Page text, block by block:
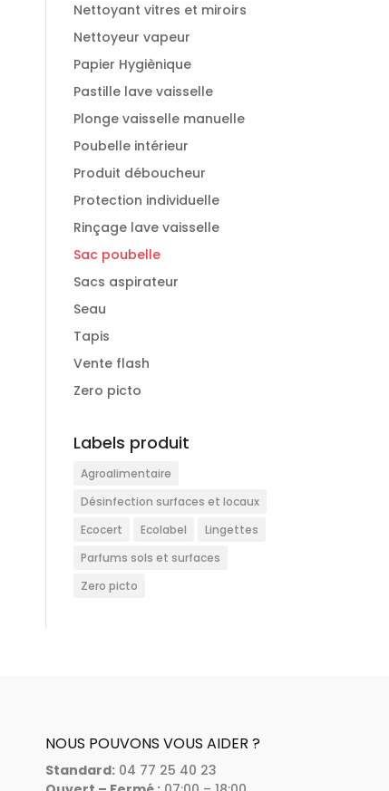
Nettoyant vitres et miroirs
Nettoyeur vapeur
Papier Hygiènique
Pastille lave vaisselle
Plonge vaisselle manuelle
Poubelle intérieur
Produit déboucheur
Protection individuelle
Rinçage lave vaisselle
Sac poubelle
Sacs aspirateur
Seau
Tapis
Vente flash
Zero picto
Labels produit
Agroalimentaire
Désinfection surfaces et locaux
Ecocert
Ecolabel
Lingettes
Parfums sols et surfaces
Zero picto
NOUS POUVONS VOUS AIDER ?
Standard:04 77 25 40 23